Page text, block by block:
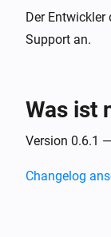
Die
Die
WiFi-
Der Entwickler
Support an.
Was ist
Version 0.6.1
Changelog